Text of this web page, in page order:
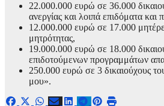
22.000.000 ευρώ σε 36.000
ανεργίας και λοιπά επιδόματα και
12.000.000 ευρώ σε 17.000
μητρότητας,
19.000.000 ευρώ σε 18.000
επιδοτούμενων προγραμμάτων
250.000 ευρώ σε 3 δικαιούχους
μου».